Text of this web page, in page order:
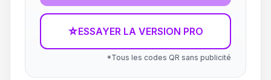
☆ESSAYER LA VERSION PRO
*Tous les codes QR sans publicité